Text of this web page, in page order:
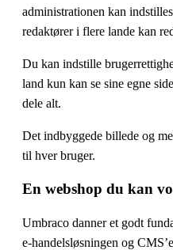
administrationen kan
redaktører i flere lande kan
Du kan indstille
land kun kan se sine egne
dele alt.
Det indbyggede billede og
til hver bruger.
En webshop du kan
Umbraco danner et godt
e-handelsløsningen og